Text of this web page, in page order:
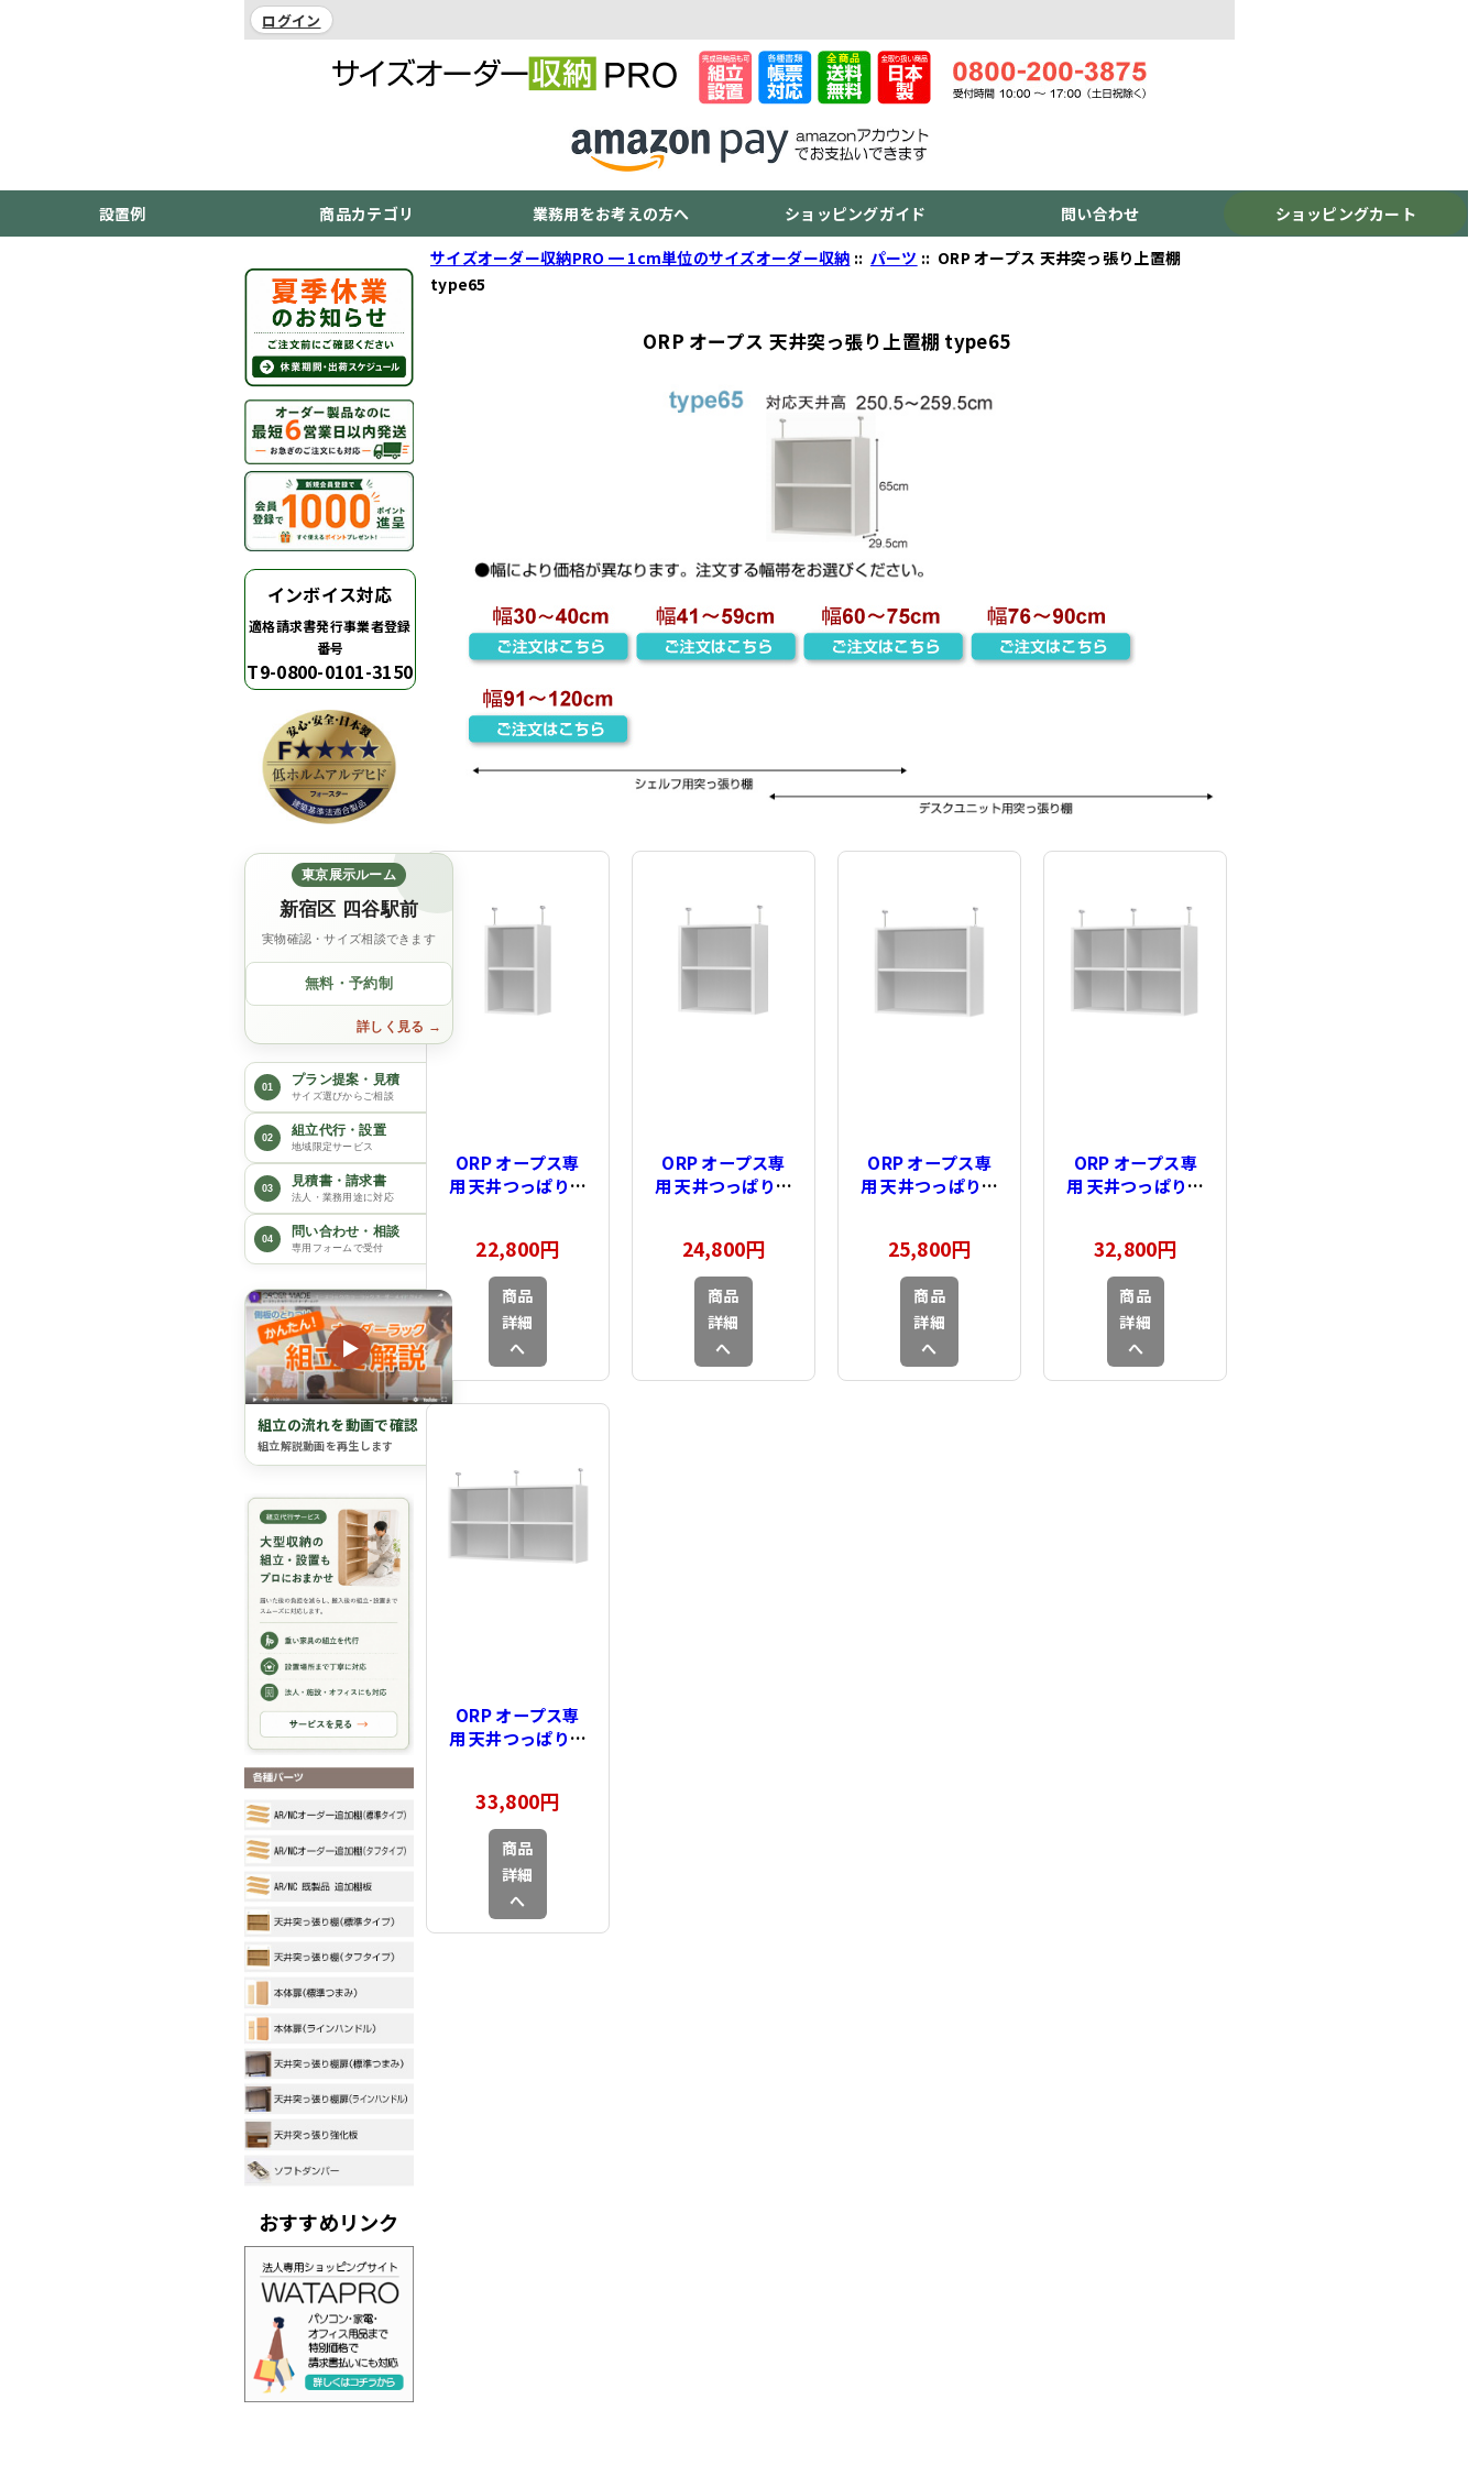
ログイン
設置例 商品カテゴリ 業務用をお考えの方へ ショッピングガイド 問い合わせ ショッピングカート
インボイス対応
適格請求書発行事業者登録
番号
T9-0800-0101-3150
東京展示ルーム
新宿区 四谷駅前
実物確認・サイズ相談できます
無料・予約制
詳しく見る
01 プラン提案・見積
サイズ選びからご相談
02 組立代行・設置
地域限定サービス
03 見積書・請求書
法人・業務用途に対応
04 問い合わせ・相談
専用フォームで受付
▶
組立の流れを動画で確認
組立解説動画を再生します
おすすめリンク
サイズオーダー収納PRO ━ 1cm単位のサイズオーダー収納 :: パーツ :: ORP オープス 天井突っ張り上置棚
type65
ORP オープス 天井突っ張り上置棚 type65
ORP オープス専
用 天井つっぱり棚
22,800円
商品
詳細
へ
ORP オープス専
用 天井つっぱり棚
24,800円
商品
詳細
へ
ORP オープス専
用 天井つっぱり棚
25,800円
商品
詳細
へ
ORP オープス専
用 天井つっぱり棚
32,800円
商品
詳細
へ
ORP オープス専
用 天井つっぱり棚
33,800円
商品
詳細
へ